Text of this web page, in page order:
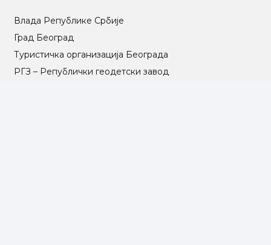
Влада Републике Србије
Град Београд
Туристичка организација Београда
РГЗ – Републички геодетски завод